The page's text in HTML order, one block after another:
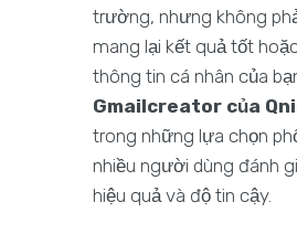
trường, nhưng không
mang lại kết quả tốt
thông tin cá nhân của
Gmailcreator của
trong những lựa chọn
nhiều người dùng đánh
hiệu quả và độ tin cậy.